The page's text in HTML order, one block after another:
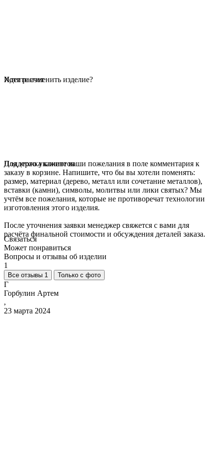
Идет расчет
Хотите изменить изделие?
Для этого укажите ваши пожелания в поле комментария к
заказу в корзине. Напишите, что бы вы хотели поменять:
размер, материал (дерево, металл или сочетание металлов),
вставки (камни), символы, молитвы или лики святых? Мы
учтём все пожелания, которые не противоречат технологии
изготовления этого изделия.
После уточнения заявки менеджер свяжется с вами для
расчёта финальной стоимости и обсуждения деталей заказа.
Поддержка клиентов
Связаться
Может понравиться
Вопросы и отзывы об изделии
1
Все отзывы 1 Только с фото
Г
Горбулин Артем
,
23 марта 2024